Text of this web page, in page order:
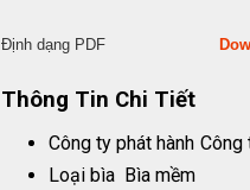
Định dạng PDF
Thông Tin Chi Tiết
Công ty phát hành Công
Loại bìa Bìa mềm